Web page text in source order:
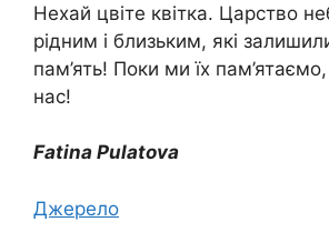
Нехай цвіте квітка. Царство
рідним і близьким, які
пам’ять! Поки ми їх
нас!
Fatina Pulatova
Джерело